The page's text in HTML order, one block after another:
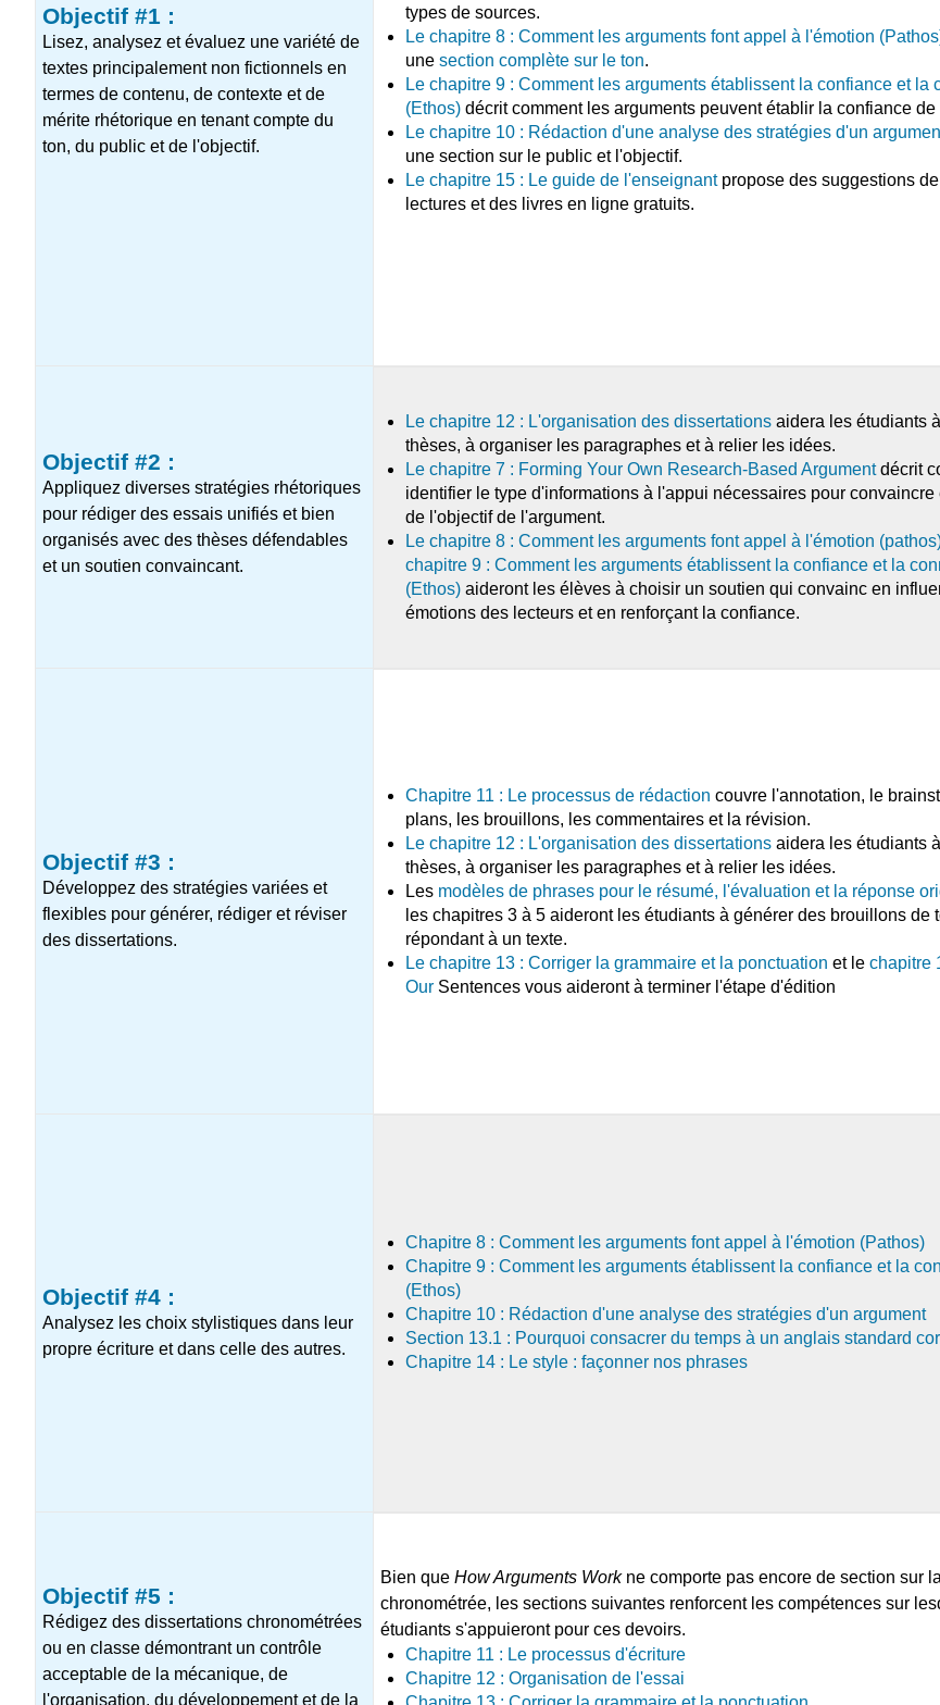
Objectif #1 :
Lisez, analysez et évaluez une variété de
textes principalement non fictionnels en
termes de contenu, de contexte et de
mérite rhétorique en tenant compte du
ton, du public et de l'objectif.
types de sources.
Le chapitre 8 : Comment les arguments font appel à l'émotion
une section complète sur le ton.
Le chapitre 9 : Comment les arguments établissent la confiance et la
(Ethos)décrit comment les arguments peuvent établir la confiance de
Le chapitre 10 : Rédaction d'une analyse des stratégies d'un
une section sur le public et l'objectif.
Le chapitre 15 : Le guide de l'enseignantpropose des suggestions
lectures et des livres en ligne gratuits.
Objectif #2 :
Appliquez diverses stratégies rhétoriques
pour rédiger des essais unifiés et bien
organisés avec des thèses défendables
et un soutien convaincant.
Le chapitre 12 : L'organisation des dissertationsaidera les étudiants
thèses, à organiser les paragraphes et à relier les idées.
Le chapitre 7 : Forming Your Own Research-Based Argumentdécrit
identifier le type d'informations à l'appui nécessaires pour convaincre
de l'objectif de l'argument.
Le chapitre 8 : Comment les arguments font appel à l'émotion
chapitre 9 : Comment les arguments établissent la confiance et la
(Ethos)aideront les élèves à choisir un soutien qui convainc en
émotions des lecteurs et en renforçant la confiance.
Objectif #3 :
Développez des stratégies variées et
flexibles pour générer, rédiger et réviser
des dissertations.
Chapitre 11 : Le processus de rédaction couvre l'annotation, le
plans, les brouillons, les commentaires et la révision.
Le chapitre 12 : L'organisation des dissertationsaidera les étudiants
thèses, à organiser les paragraphes et à relier les idées.
Les modèles de phrases pour le résumé, l'évaluation et la réponse
les chapitres 3 à 5 aideront les étudiants à générer des brouillons de
répondant à un texte.
Le chapitre 13 : Corriger la grammaire et la ponctuation et le chapitre
OurSentences vous aideront à terminer l'étape d'édition
Objectif #4 :
Analysez les choix stylistiques dans leur
propre écriture et dans celle des autres.
Chapitre 8 : Comment les arguments font appel à l'émotion (Pathos)
Chapitre 9 : Comment les arguments établissent la confiance et la
(Ethos)
Chapitre 10 : Rédaction d'une analyse des stratégies d'un argument
Section 13.1 : Pourquoi consacrer du temps à un anglais standard
Chapitre 14 : Le style : façonner nos phrases
Objectif #5 :
Rédigez des dissertations chronométrées
ou en classe démontrant un contrôle
acceptable de la mécanique, de
l'organisation, du développement et de la
Bien queHow Arguments Workne comporte pas encore de section sur
chronométrée, les sections suivantes renforcent les compétences sur
étudiants s'appuieront pour ces devoirs.
Chapitre 11 : Le processus d'écriture
Chapitre 12 : Organisation de l'essai